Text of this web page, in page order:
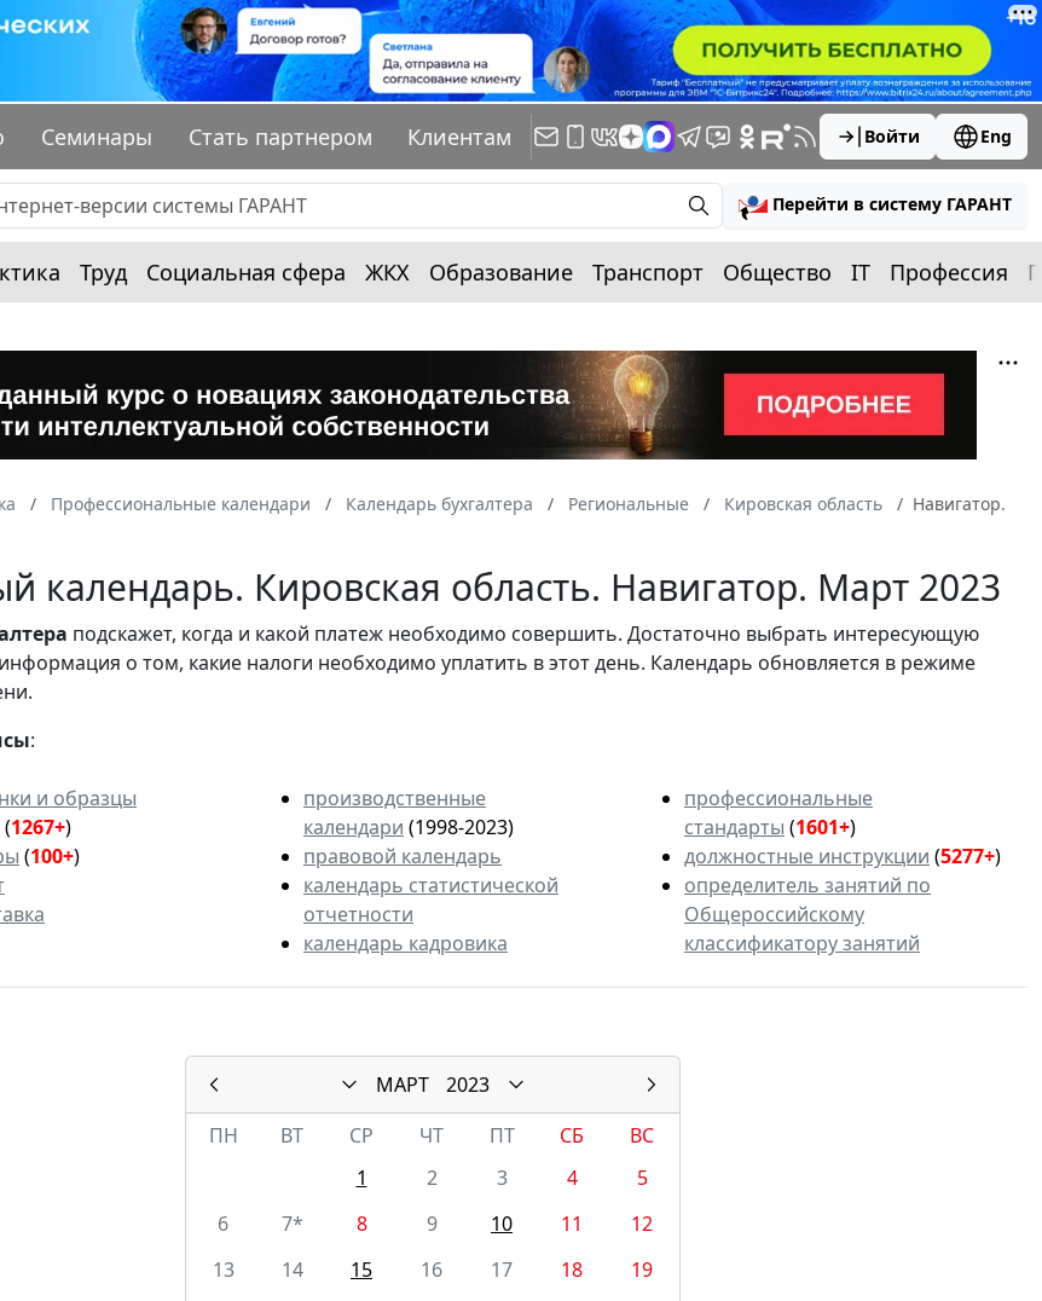
Семинары Стать партнером Клиентам Войти Eng
Перейти в систему ГАРАНТ
Труд Социальная сфера ЖКХ Образование Транспорт Общество IT Профессия
Профессиональные календари Календарь бухгалтера Региональные Кировская область
Навигатор.
календарь. Кировская область. Навигатор. Март 2023
подскажет, когда и какой платеж необходимо совершить. Достаточно выбрать интересующую
о том, какие налоги необходимо уплатить в этот день. Календарь обновляется в режиме
:
и образцы
(1267+)
(100+)
производственные
календари (1998-2023)
правовой календарь
календарь статистической
отчетности
календарь кадровика
профессиональные
стандарты (1601+)
должностные инструкции (5277+)
определитель занятий по
Общероссийскому
классификатору занятий
МАРТ
2023
ПН
ВТ СР ЧТ ПТ СБ
ВС
1
2 3 4
5
6
7* 8 9 10 11
12
13
14 15 16 17 18
19